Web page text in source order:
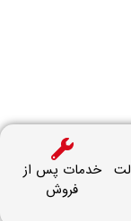
خدمات پس از
فروش